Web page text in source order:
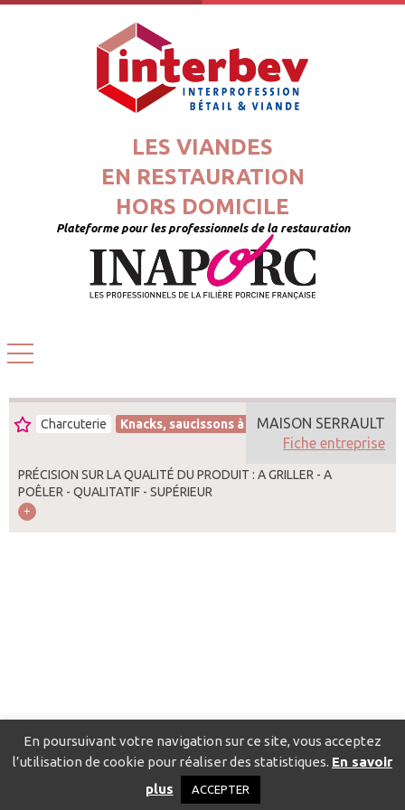
LES VIANDES
EN RESTAURATION
HORS DOMICILE
Plateforme pour les professionnels de la restauration
Charcuterie Knacks, saucissons à cuire France
PRÉCISION SUR LA QUALITÉ DU PRODUIT : A GRILLER - A
POÊLER - QUALITATIF - SUPÉRIEUR
MAISON SERRAULT
Fiche entreprise
Catalogue pour localiser les fournisseurs
Politique de confidentialité
En poursuivant votre navigation sur ce site, vous acceptez
l’utilisation de cookie pour réaliser des statistiques. En savoir
plus
ACCEPTER